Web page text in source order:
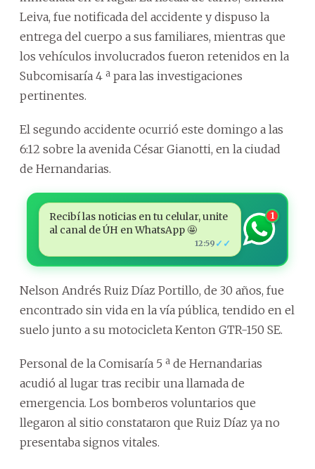
Leiva, fue notificada del accidente y dispuso la
entrega del cuerpo a sus familiares, mientras que
los vehículos involucrados fueron retenidos en la
Subcomisaría 4 ª para las investigaciones
pertinentes.
El segundo accidente ocurrió este domingo a las
6:12 sobre la avenida César Gianotti, en la ciudad
de Hernandarias.
Recibí las noticias en tu celular, unite
al canal de ÚH en WhatsApp 🤩
12:59 ✓✓
1
Nelson Andrés Ruiz Díaz Portillo, de 30 años, fue
encontrado sin vida en la vía pública, tendido en el
suelo junto a su motocicleta Kenton GTR-150 SE.
Personal de la Comisaría 5 ª de Hernandarias
acudió al lugar tras recibir una llamada de
emergencia. Los bomberos voluntarios que
llegaron al sitio constataron que Ruiz Díaz ya no
presentaba signos vitales.